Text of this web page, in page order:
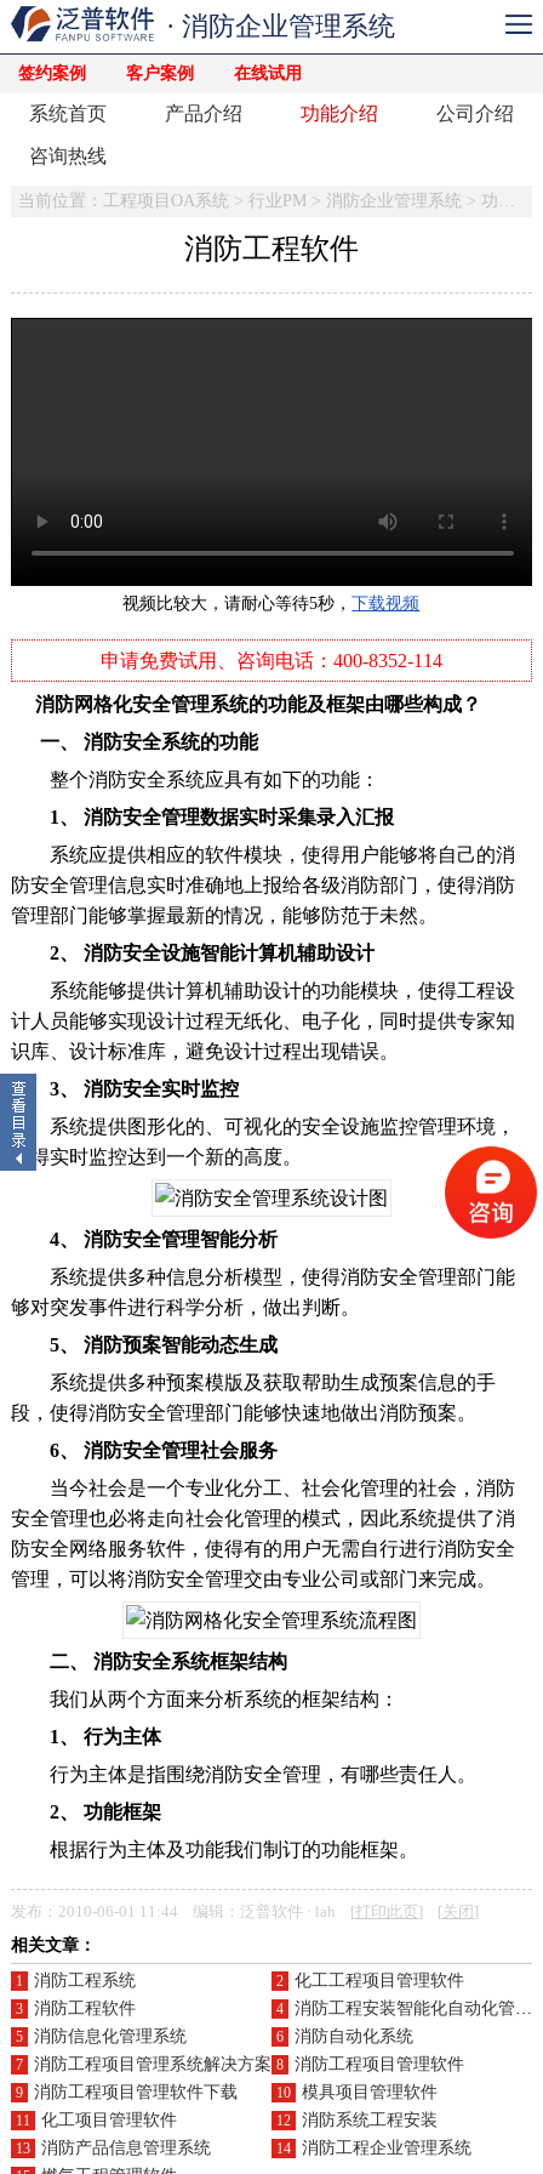
签约案例 客户案例 在线试用
· 消防企业管理系统
系统首页 产品介绍 功能介绍 公司介绍
咨询热线
当前位置： 工程项目OA系统 > 行业PM> 消防企业管理系统 > 功能介绍
消防工程软件
视频比较大，请耐心等待5秒，下载视频
申请免费试用、咨询电话：400-8352-114
消防网格化安全管理系统的功能及框架由哪些构成？
一、 消防安全系统的功能
整个消防安全系统应具有如下的功能：
1、 消防安全管理数据实时采集录入汇报
系统应提供相应的软件模块，使得用户能够将自己的消
防安全管理信息实时准确地上报给各级消防部门，使得消防
管理部门能够掌握最新的情况，能够防范于未然。
2、 消防安全设施智能计算机辅助设计
系统能够提供计算机辅助设计的功能模块，使得工程设
计人员能够实现设计过程无纸化、电子化，同时提供专家知
识库、设计标准库，避免设计过程出现错误。
3、 消防安全实时监控
系统提供图形化的、可视化的安全设施监控管理环境，
使得实时监控达到一个新的高度。
4、 消防安全管理智能分析
系统提供多种信息分析模型，使得消防安全管理部门能
够对突发事件进行科学分析，做出判断。
5、 消防预案智能动态生成
系统提供多种预案模版及获取帮助生成预案信息的手
段，使得消防安全管理部门能够快速地做出消防预案。
6、 消防安全管理社会服务
当今社会是一个专业化分工、社会化管理的社会，消防
安全管理也必将走向社会化管理的模式，因此系统提供了消
防安全网络服务软件，使得有的用户无需自行进行消防安全
管理，可以将消防安全管理交由专业公司或部门来完成。
二、 消防安全系统框架结构
我们从两个方面来分析系统的框架结构：
1、 行为主体
行为主体是指围绕消防安全管理，有哪些责任人。
2、 功能框架
根据行为主体及功能我们制订的功能框架。
发布：2010-06-01 11:44 编辑：泛普软件 · lah [打印此页 ] [关闭 ]
相关文章：
1 消防工程系统 2 化工工程项目管理软件
3 消防工程软件 4 消防工程安装智能化自动化管理系统平台
5 消防信息化管理系统 6 消防自动化系统
7 消防工程项目管理系统解决方案 8 消防工程项目管理软件
9 消防工程项目管理软件下载 10 模具项目管理软件
11 化工项目管理软件 12 消防系统工程安装
13 消防产品信息管理系统 14 消防工程企业管理系统